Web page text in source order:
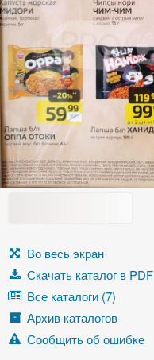
Во весь экран
Скачать каталог в PDF
Все каталоги (7)
Архив каталогов
Сообщить об ошибке